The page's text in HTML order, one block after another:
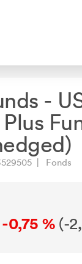
-
| Fonds
-0,75 % (-